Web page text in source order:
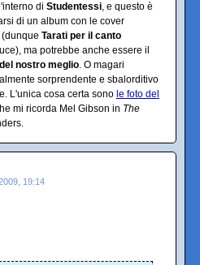
di Studentessi, e questo è
di un album con le cover
Tarati per il canto
ma potrebbe anche essere il
nostro meglio. O magari
sorprendente e sbalorditivo
L'unica cosa certa sono le foto del
mi ricorda Mel Gibson in The
19:14